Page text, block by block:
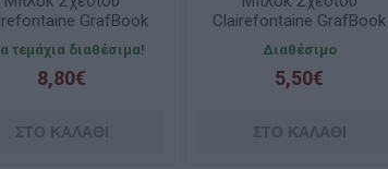
GrafBook
A5 100gsm 100φ.
τεμάχια διαθέσιμα!
8,80€
Clairefontaine GrafBook
360 A6 100gsm 100φ.
Διαθέσιμο
5,50€